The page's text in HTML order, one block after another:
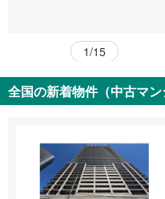
1/15
全国の新着物件（中古マ